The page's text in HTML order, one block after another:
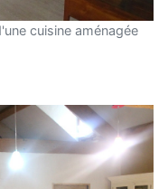
cuisine aménagée